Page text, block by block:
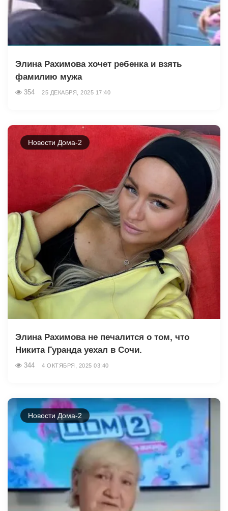
Элина Рахимова хочет ребенка и взять
фамилию мужа
354 25 ДЕКАБРЯ, 2025 17:40
Новости Дома-2
Элина Рахимова не печалится о том, что
Никита Гуранда уехал в Сочи.
344 4 ОКТЯБРЯ, 2025 03:40
Новости Дома-2